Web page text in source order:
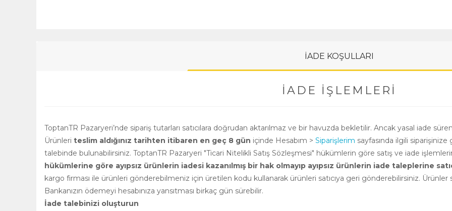
İADE KOŞULLARI
İADE İŞLEMLERI
ToptanTR Pazaryeri’nde sipariş tutarları satıcılara doğrudan aktarılmaz ve bir havuzda bekletilir. Ancak yasal iade
Ürünleri teslim aldığınız tarihten itibaren en geç 8 gün içinde Hesabım > Siparişlerim sayfasında ilgili
talebinde bulunabilirsiniz. ToptanTR Pazaryeri "Ticari Nitelikli Satış Sözleşmesi" hükümlerin göre satış ve iade
hükümlerine göre ayıpsız ürünlerin iadesi kazanılmış bir hak olmayıp ayıpsız ürünlerin iade taleplerine
kargo firması ile ürünleri gönderebilmeniz için üretilen kodu kullanarak ürünleri satıcıya geri gönderebilirsiniz. Ürünler
Bankanızın ödemeyi hesabınıza yansıtması birkaç gün sürebilir.
İade talebinizi oluşturun